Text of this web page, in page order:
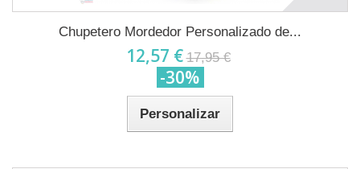
Chupetero Mordedor Personalizado de...
12,57 € 17,95 €
-30%
Personalizar